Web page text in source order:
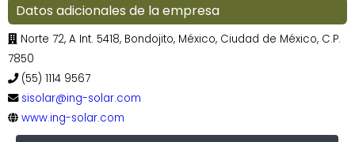
Datos adicionales de la empresa
Norte 72, A Int. 5418, Bondojito, México, Ciudad de México, C.P.
7850
(55) 1114 9567
sisolar@ing-solar.com
www.ing-solar.com